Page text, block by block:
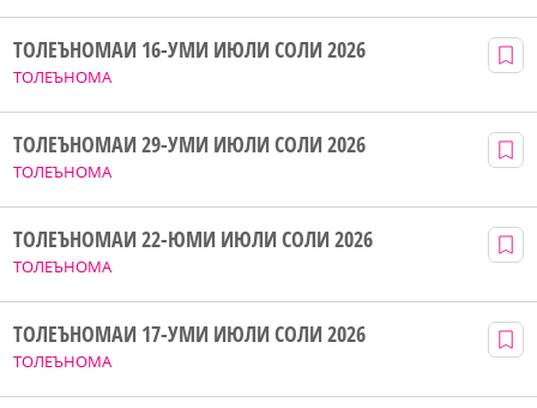
ТОЛЕЪНОМА
ТОЛЕЪНОМАИ 16-УМИ ИЮЛИ СОЛИ 2026
ТОЛЕЪНОМА
ТОЛЕЪНОМАИ 29-УМИ ИЮЛИ СОЛИ 2026
ТОЛЕЪНОМА
ТОЛЕЪНОМАИ 22-ЮМИ ИЮЛИ СОЛИ 2026
ТОЛЕЪНОМА
ТОЛЕЪНОМАИ 17-УМИ ИЮЛИ СОЛИ 2026